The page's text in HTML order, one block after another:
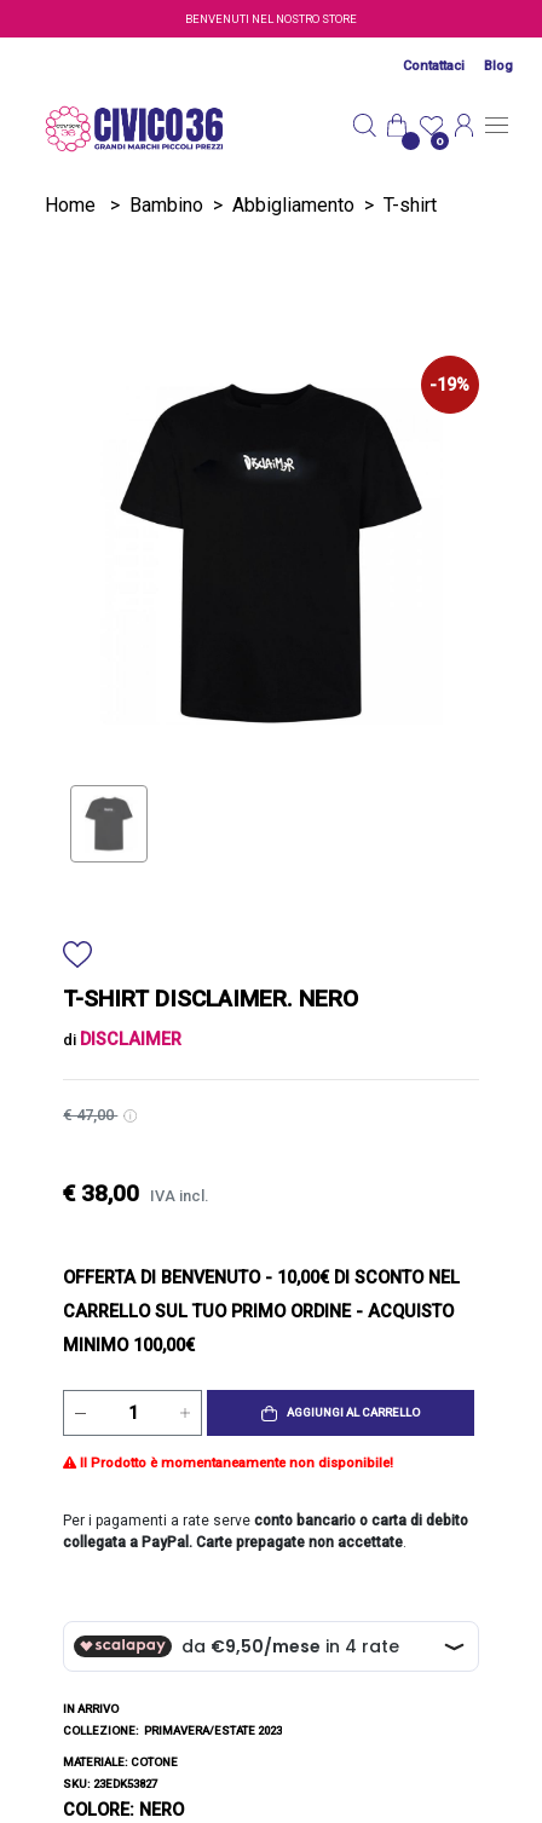
Salta al contenuto principaleBENVENUTI NEL NOSTRO STORE
Contattaci Blog
0
Home > Bambino > Abbigliamento > T-shirt
-19%
T-SHIRT DISCLAIMER. NERO
di DISCLAIMER
€ 47,00
€ 38,00 IVA incl.
OFFERTA DI BENVENUTO- 10,00€ DI SCONTO NEL
CARRELLO SUL TUO PRIMO ORDINE - ACQUISTO
MINIMO 100,00€
AGGIUNGI AL CARRELLO
Il Prodotto è momentaneamente non disponibile!
Per i pagamenti a rate serveconto bancario o carta di debito
collegata a PayPal. Carte prepagate non accettate.
IN ARRIVO
COLLEZIONE: PRIMAVERA/ESTATE 2023
MATERIALE: COTONE
SKU: 23EDK53827
COLORE: NERO